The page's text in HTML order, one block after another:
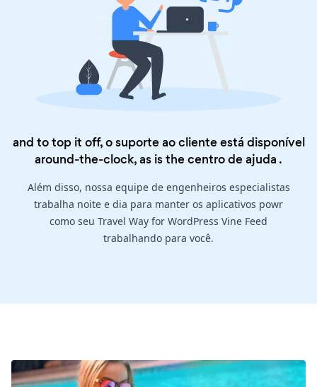
and to top it off, o suporte ao cliente está disponível
around-the-clock, as is thecentro de ajuda .
Além disso, nossa equipe de engenheiros especialistas
trabalha noite e dia para manter os aplicativos powr
como seu Travel Way for WordPress Vine Feed
trabalhando para você.